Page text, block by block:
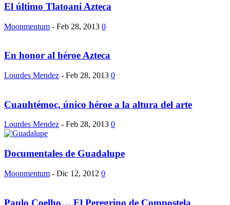
El último Tlatoani Azteca
Moonmentum - Feb 28, 2013 0
En honor al héroe Azteca
Lourdes Mendez - Feb 28, 2013 0
Cuauhtémoc, único héroe a la altura del arte
Lourdes Mendez - Feb 28, 2013 0
Documentales de Guadalupe
Moonmentum - Dic 12, 2012 0
Paulo Coelho… El Peregrino de Compostela